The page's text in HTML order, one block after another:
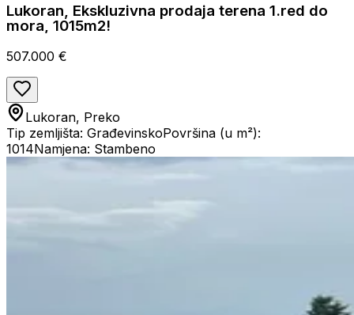
Lukoran, Ekskluzivna prodaja terena 1.red do
mora, 1015m2!
507.000 €
Lukoran, Preko
Tip zemljišta: GrađevinskoPovršina (u m²):
1014Namjena: Stambeno